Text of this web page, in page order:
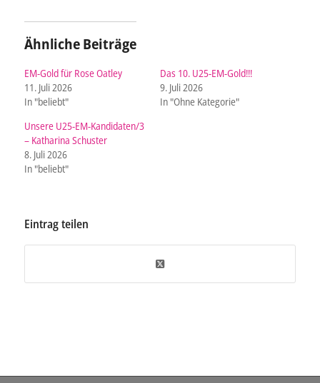
Ähnliche Beiträge
EM-Gold für Rose Oatley
11. Juli 2026
In "beliebt"
Das 10. U25-EM-Gold!!!
9. Juli 2026
In "Ohne Kategorie"
Unsere U25-EM-Kandidaten/3
– Katharina Schuster
8. Juli 2026
In "beliebt"
Eintrag teilen